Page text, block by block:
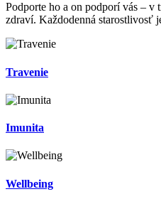
Podporte ho a on podporí vás – v
zdraví. Každodenná starostlivosť
Travenie
Imunita
Wellbeing